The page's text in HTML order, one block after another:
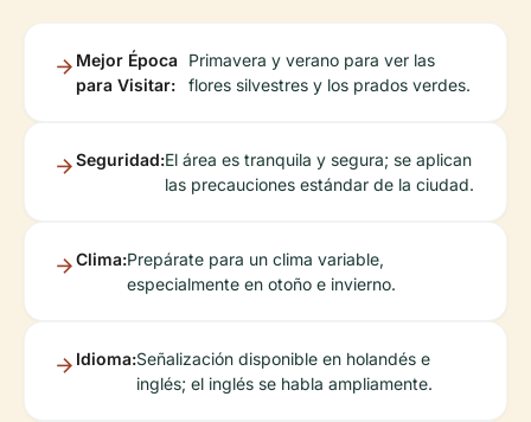
Mejor Época
para Visitar:
Primavera y verano para ver las
flores silvestres y los prados verdes.
Seguridad:El área es tranquila y segura; se aplican
las precauciones estándar de la ciudad.
Clima:Prepárate para un clima variable,
especialmente en otoño e invierno.
Idioma:Señalización disponible en holandés e
inglés; el inglés se habla ampliamente.